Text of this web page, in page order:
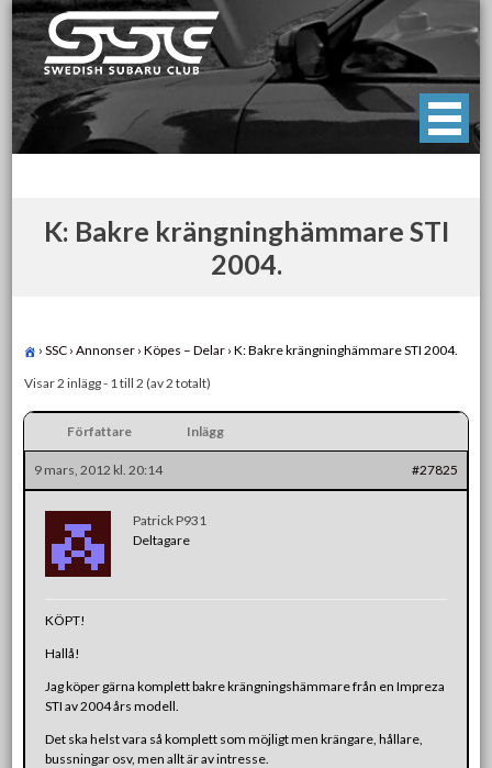
Skip
to
content
Swedish Subaru Club
För oss som älskar Subaru!
K: Bakre krängninghämmare STI
2004.
› SSC › Annonser › Köpes – Delar › K: Bakre krängninghämmare STI 2004.
Visar 2 inlägg - 1 till 2 (av 2 totalt)
Författare Inlägg
9 mars, 2012 kl. 20:14 #27825
Patrick P931
Deltagare
KÖPT!
Hallå!
Jag köper gärna komplett bakre krängningshämmare från en Impreza
STI av 2004 års modell.
Det ska helst vara så komplett som möjligt men krängare, hållare,
bussningar osv, men allt är av intresse.